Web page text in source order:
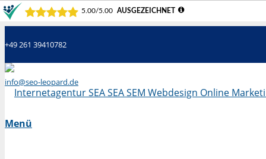
+49 261 39410782
info@seo-leopard.de
Menü